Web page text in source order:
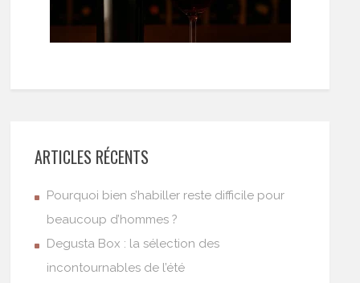
ARTICLES RÉCENTS
Pourquoi bien s’habiller reste difficile pour
beaucoup d’hommes ?
Degusta Box : la sélection des
incontournables de l’été